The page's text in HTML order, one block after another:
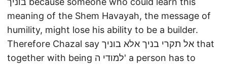
meaning of the Shem Havayah, the message of
humility, might lose his ability to be a builder.
Therefore Chazal say אל תקרי בניך אלא בוניך that
together with being למודי ה' a person has to